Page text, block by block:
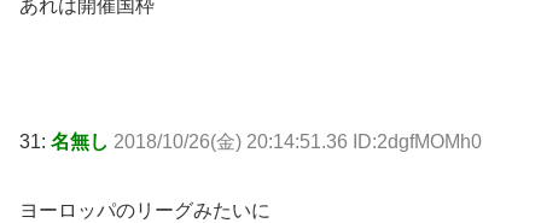
あれは開催国枠
31: 名無し 2018/10/26(金) 20:14:51.36 ID:2dgfMOMh0
ヨーロッパのリーグみたいに